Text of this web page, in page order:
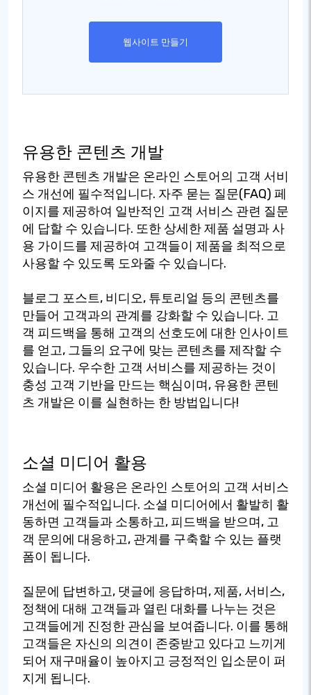
웹사이트 만들기
유용한 콘텐츠 개발
유용한 콘텐츠 개발은 온라인 스토어의 고객 서비
스 개선에 필수적입니다. 자주 묻는 질문(FAQ) 페
이지를 제공하여 일반적인 고객 서비스 관련 질문
에 답할 수 있습니다. 또한 상세한 제품 설명과 사
용 가이드를 제공하여 고객들이 제품을 최적으로
사용할 수 있도록 도와줄 수 있습니다.
블로그 포스트, 비디오, 튜토리얼 등의 콘텐츠를
만들어 고객과의 관계를 강화할 수 있습니다. 고
객 피드백을 통해 고객의 선호도에 대한 인사이트
를 얻고, 그들의 요구에 맞는 콘텐츠를 제작할 수
있습니다. 우수한 고객 서비스를 제공하는 것이
충성 고객 기반을 만드는 핵심이며, 유용한 콘텐
츠 개발은 이를 실현하는 한 방법입니다!
소셜 미디어 활용
소셜 미디어 활용은 온라인 스토어의 고객 서비스
개선에 필수적입니다. 소셜 미디어에서 활발히 활
동하면 고객들과 소통하고, 피드백을 받으며, 고
객 문의에 대응하고, 관계를 구축할 수 있는 플랫
폼이 됩니다.
질문에 답변하고, 댓글에 응답하며, 제품, 서비스,
정책에 대해 고객들과 열린 대화를 나누는 것은
고객들에게 진정한 관심을 보여줍니다. 이를 통해
고객들은 자신의 의견이 존중받고 있다고 느끼게
되어 재구매율이 높아지고 긍정적인 입소문이 퍼
지게 됩니다.